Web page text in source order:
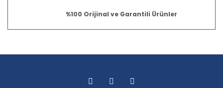
%100 Orijinal ve Garantili Ürünler